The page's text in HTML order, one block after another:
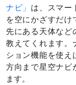
（過去の現象）
7月 5日
西矩（せ
く）
7月 7日
月（月齢
22/23）と
並ぶ
7月28日
ナビ」 は、スマー
を空にかざすだけ
先にある天体など
教えてくれます。
ション機能を使え
方向まで星空ナビ
ます。